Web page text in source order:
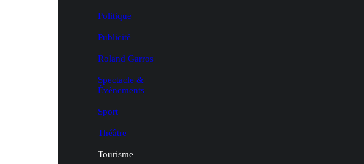
Politique
Publicité
Roland Garros
Spectacle &
Évènements
Sport
Théâtre
Tourisme